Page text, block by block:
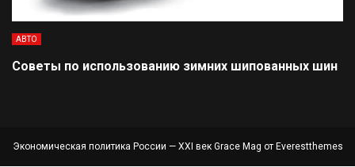
АВТО
Советы по использованию зимних шипованных шин
Экономическая политика России — XXI век Grace Mag от Everestthemes